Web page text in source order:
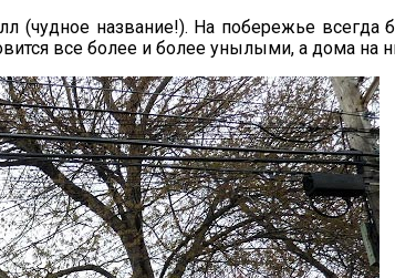
название!). На побережье всегда
все более и более унылыми, а дома на